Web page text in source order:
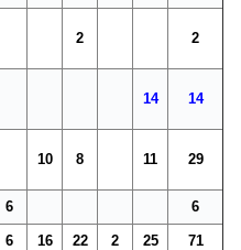
2 2
14 14
10 8 11 29
6 6
6 16 22 2 25 71